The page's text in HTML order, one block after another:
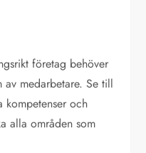
företag behöver
av medarbetare. Se till
kompetenser och
alla områden som